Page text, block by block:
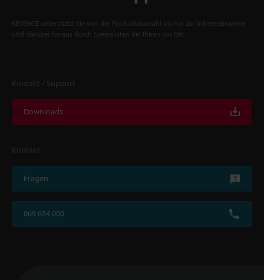
KEYENCE unterstützt Sie von der Produktauswahl bis hin zur Inbetriebnahme
und darüber hinaus durch Spezialisten bei Ihnen vor Ort.
Kontakt / Support
Downloads
Kontakt
Fragen
069 654 000